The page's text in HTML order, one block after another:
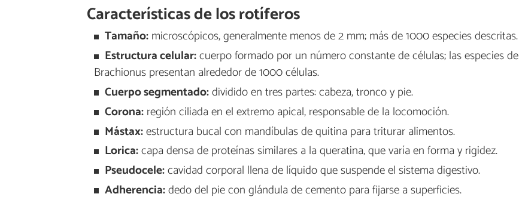
Características de los rotíferos
Tamaño:microscópicos, generalmente menos de 2 mm; más de 1000 especies descritas.
Estructura celular:cuerpo formado por un número constante de células; las especies de
Brachionus presentan alrededor de 1000 células.
Cuerpo segmentado:dividido en tres partes: cabeza, tronco y pie.
Corona:región ciliada en el extremo apical, responsable de la locomoción.
Mástax:estructura bucal con mandíbulas de quitina para triturar alimentos.
Lorica:capa densa de proteínas similares a la queratina, que varía en forma y rigidez.
Pseudocele:cavidad corporal llena de líquido que suspende el sistema digestivo.
Adherencia:dedo del pie con glándula de cemento para fijarse a superficies.